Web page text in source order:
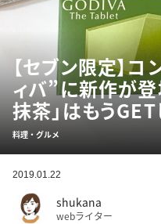
【セブン限定】
ィバ”に新作が登
抹茶」はもうGET
料理・グルメ
2019.01.22
shukana
webライター